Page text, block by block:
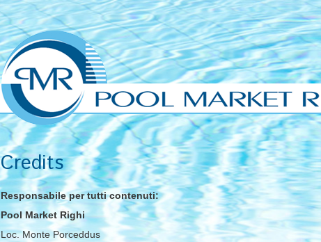
Credits
Responsabile per tutti contenuti:
Pool Market Righi
Loc. Monte Porceddus